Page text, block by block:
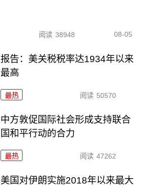
阅读 38948 08-05
报告：美关税税率达1934年以来
最高
最热 阅读 50570
中方敦促国际社会形成支持联合
国和平行动的合力
最热 阅读 47262
美国对伊朗实施2018年以来最大